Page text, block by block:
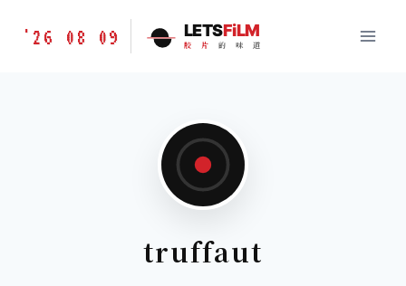
胶
'26 08 09 LETSFiLM
胶 片 的 味 道
truffaut